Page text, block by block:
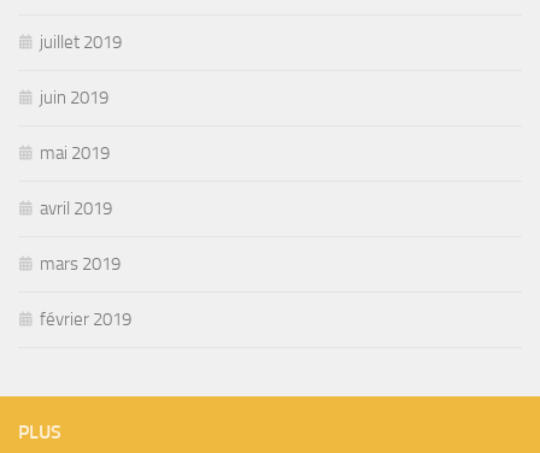
juillet 2019
juin 2019
mai 2019
avril 2019
mars 2019
février 2019
PLUS